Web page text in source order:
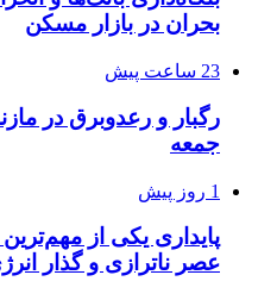
بحران در بازار مسکن
23 ساعت پیش
رگبار و رعدوبرق در
جمعه
1 روز پیش
پایداری یکی از
عصر ناترازی و گذار